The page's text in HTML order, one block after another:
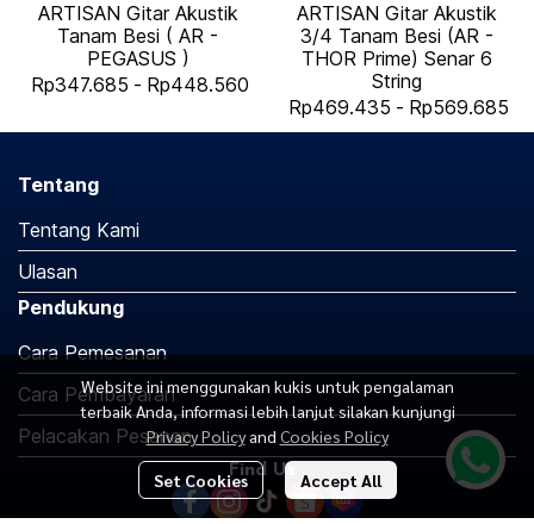
ARTISAN Gitar Akustik
Tanam Besi ( AR -
PEGASUS )
Rp347.685 - Rp448.560
ARTISAN Gitar Akustik
3/4 Tanam Besi (AR -
THOR Prime) Senar 6
String
Rp469.435 - Rp569.685
Website ini menggunakan kukis untuk pengalaman
terbaik Anda, informasi lebih lanjut silakan kunjungi
Privacy Policy and Cookies Policy
Set Cookies Accept All
Tentang
Tentang Kami
Ulasan
Pendukung
Cara Pemesanan
Cara Pembayaran
Pelacakan Pesanan
Find Us :